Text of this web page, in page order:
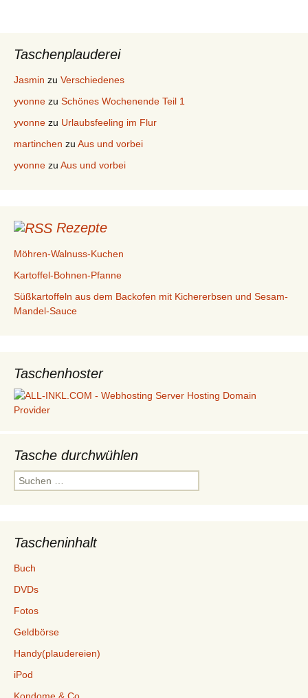
Taschenplauderei
Jasmin zu Verschiedenes
yvonne zu Schönes Wochenende Teil 1
yvonne zu Urlaubsfeeling im Flur
martinchen zu Aus und vorbei
yvonne zu Aus und vorbei
Rezepte
Möhren-Walnuss-Kuchen
Kartoffel-Bohnen-Pfanne
Süßkartoffeln aus dem Backofen mit Kichererbsen und Sesam-
Mandel-Sauce
Taschenhoster
Tasche durchwühlen
Suchen
nach:
Tascheninhalt
Buch
DVDs
Fotos
Geldbörse
Handy(plaudereien)
iPod